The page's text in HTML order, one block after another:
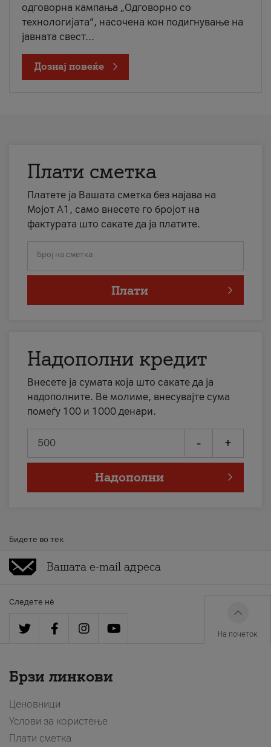
одговорна кампања „Одговорно со
технологијата“, насочена кон подигнување на
јавната свест...
Дознај повеќе
Плати сметка
Платете ја Вашата сметка без најава на
Мојот А1, само внесете го бројот на
фактурата што сакате да ја платите.
Број на сметка
Плати
Надополни кредит
Внесете ја сумата која што сакате да ја
надополните. Ве молиме, внесувајте сума
помеѓу 100 и 1000 денари.
- +
Надополни
Бидете во тек
Следете нè
На почеток
Брзи линкови
Ценовници
Услови за користење
Плати сметка